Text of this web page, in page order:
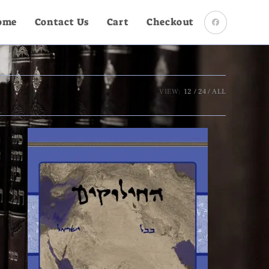
Contact Us Cart Checkout
VIEW: 12 24 ALL